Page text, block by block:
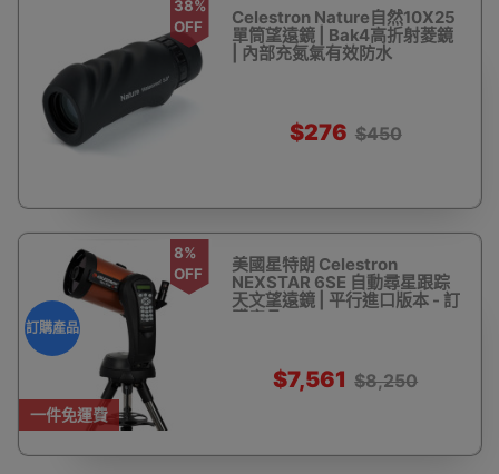
38%
OFF
Celestron Nature自然10X25
單筒望遠鏡 | Bak4高折射菱鏡
| 內部充氮氣有效防水
$276 $450
一件免運費
訂購產品
8%
OFF
美國星特朗 Celestron
NEXSTAR 6SE 自動尋星跟踪
天文望遠鏡 | 平行進口版本 - 訂
購產品
$7,561 $8,250